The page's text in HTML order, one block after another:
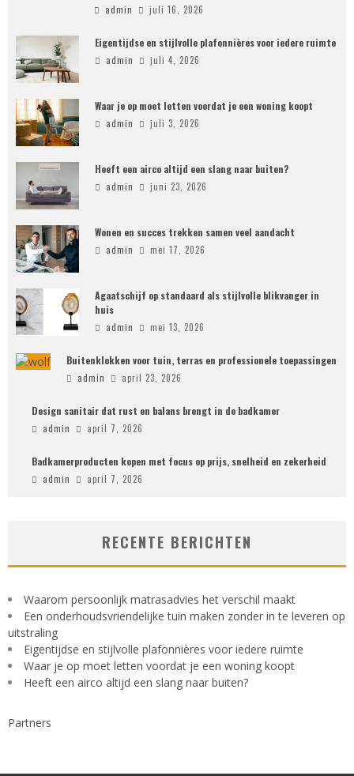
admin juli 16, 2026
Eigentijdse en stijlvolle plafonnières voor iedere ruimte
admin juli 4, 2026
Waar je op moet letten voordat je een woning koopt
admin juli 3, 2026
Heeft een airco altijd een slang naar buiten?
admin juni 23, 2026
Wonen en succes trekken samen veel aandacht
admin mei 17, 2026
Agaatschijf op standaard als stijlvolle blikvanger in
huis
admin mei 13, 2026
Buitenklokken voor tuin, terras en professionele toepassingen
admin april 23, 2026
Design sanitair dat rust en balans brengt in de badkamer
admin april 7, 2026
Badkamerproducten kopen met focus op prijs, snelheid en zekerheid
admin april 7, 2026
RECENTE BERICHTEN
Waarom persoonlijk matrasadvies het verschil maakt
Een onderhoudsvriendelijke tuin maken zonder in te leveren op
uitstraling
Eigentijdse en stijlvolle plafonnières voor iedere ruimte
Waar je op moet letten voordat je een woning koopt
Heeft een airco altijd een slang naar buiten?
Partners